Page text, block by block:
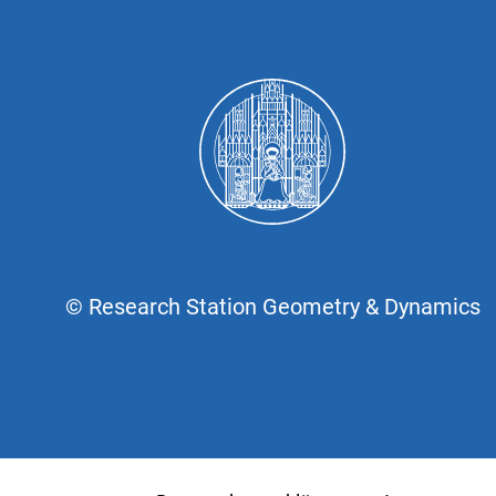
© Research Station Geometry & Dynamics